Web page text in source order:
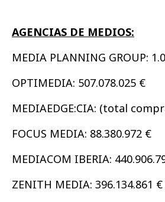
AGENCIAS DE MEDIOS:
MEDIA PLANNING GROUP:
OPTIMEDIA: 507.078.025 €
MEDIAEDGE:CIA: (total
FOCUS MEDIA: 88.380.972 €
MEDIACOM IBERIA:
ZENITH MEDIA: 396.134.861 €